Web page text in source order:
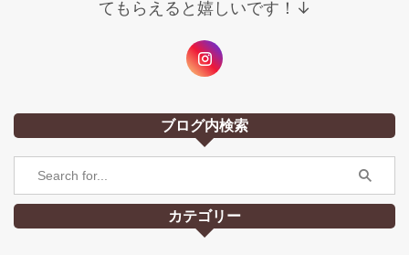
てもらえると嬉しいです！↓
ブログ内検索
カテゴリー